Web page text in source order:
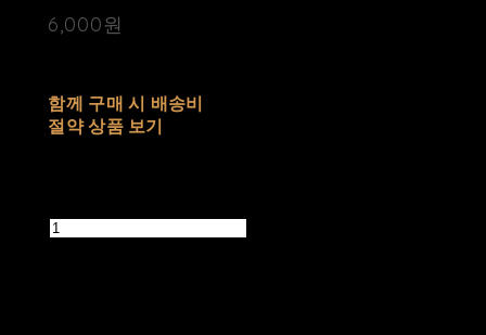
6,000원
함께 구매 시 배송비
절약 상품 보기